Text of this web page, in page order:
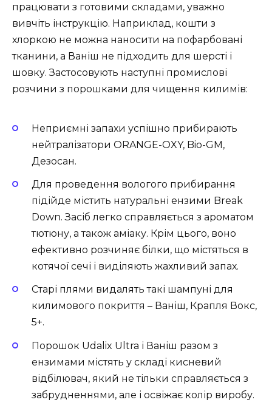
працювати з готовими складами, уважно
вивчіть інструкцію. Наприклад, кошти з
хлоркою не можна наносити на пофарбовані
тканини, а Ваніш не підходить для шерсті і
шовку. Застосовують наступні промислові
розчини з порошками для чищення килимів:
Неприємні запахи успішно прибирають
нейтралізатори ORANGE-OXY, Bio-GM,
Дезосан.
Для проведення вологого прибирання
підійде містить натуральні ензими Break
Down. Засіб легко справляється з ароматом
тютюну, а також аміаку. Крім цього, воно
ефективно розчиняє білки, що містяться в
котячої сечі і виділяють жахливий запах.
Старі плями видалять такі шампуні для
килимового покриття – Ваніш, Крапля Вокс,
5+.
Порошок Udalix Ultra і Ваніш разом з
ензимами містять у складі кисневий
відбілювач, який не тільки справляється з
забрудненнями, але і освіжає колір виробу.